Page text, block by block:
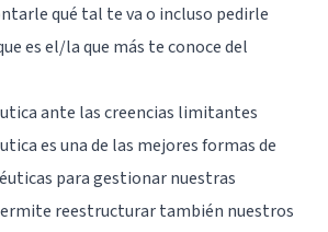
qué tal te va o incluso pedirle
es el/la que más te conoce del
ante las creencias limitantes
es una de las mejores formas de
para gestionar nuestras
reestructurar también nuestros